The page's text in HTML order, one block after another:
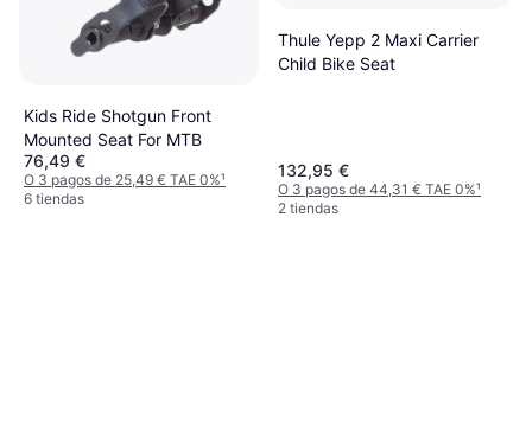
Kids Ride Shotgun Front
Mounted Seat For MTB
76,49 €
O 3 pagos de 25,49 € TAE 0%¹
6 tiendas
Thule Yepp 2 Maxi Carrier
Child Bike Seat
132,95 €
O 3 pagos de 44,31 € TAE 0%¹
2 tiendas